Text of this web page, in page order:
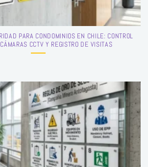
PARA CONDOMINIOS EN CHILE: CONTROL
CCTV Y REGISTRO DE VISITAS